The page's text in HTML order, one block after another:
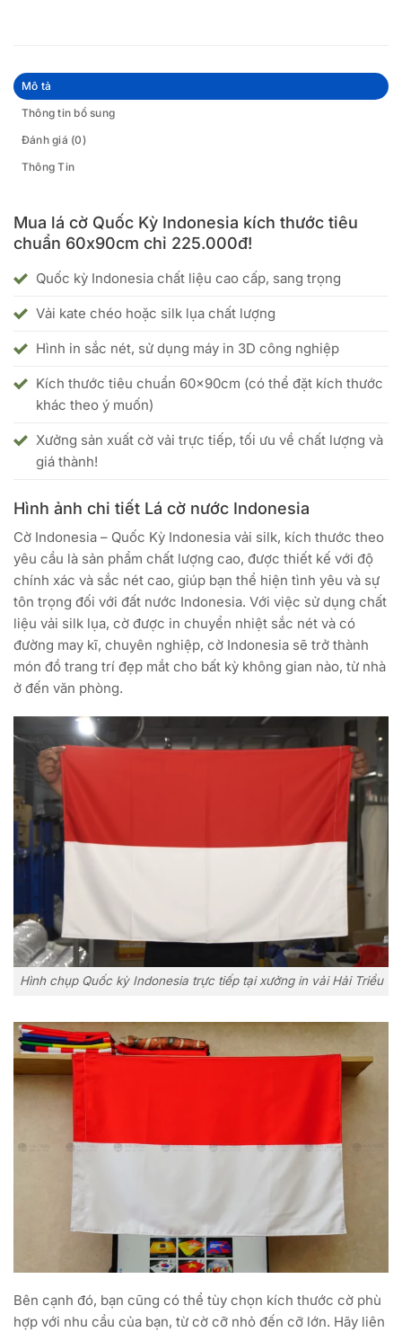
Mô tả
Thông tin bổ sung
Đánh giá (0)
Thông Tin
Mua lá cờ Quốc Kỳ Indonesia kích thước tiêu
chuẩn 60x90cm chỉ 225.000đ!
Quốc kỳ Indonesia chất liệu cao cấp, sang trọng
Vải kate chéo hoặc silk lụa chất lượng
Hình in sắc nét, sử dụng máy in 3D công nghiệp
Kích thước tiêu chuẩn 60x90cm (có thể đặt kích thước
khác theo ý muốn)
Xưởng sản xuất cờ vải trực tiếp, tối ưu về chất lượng và
giá thành!
Hình ảnh chi tiết Lá cờ nước Indonesia
Cờ Indonesia – Quốc Kỳ Indonesia vải silk, kích thước theo
yêu cầu là sản phẩm chất lượng cao, được thiết kế với độ
chính xác và sắc nét cao, giúp bạn thể hiện tình yêu và sự
tôn trọng đối với đất nước Indonesia. Với việc sử dụng chất
liệu vải silk lụa, cờ được in chuyển nhiệt sắc nét và có
đường may kĩ, chuyên nghiệp, cờ Indonesia sẽ trở thành
món đồ trang trí đẹp mắt cho bất kỳ không gian nào, từ nhà
ở đến văn phòng.
Hình chụp Quốc kỳ Indonesia trực tiếp tại xưởng in vải Hải Triều
Bên cạnh đó, bạn cũng có thể tùy chọn kích thước cờ phù
hợp với nhu cầu của bạn, từ cờ cỡ nhỏ đến cỡ lớn. Hãy liên